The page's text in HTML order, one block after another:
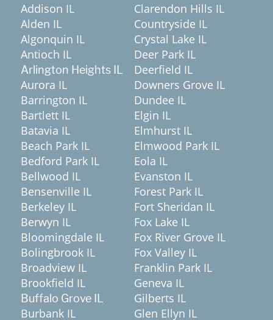
Addison IL
Alden IL
Algonquin IL
Antioch IL
Arlington Heights IL
Aurora IL
Barrington IL
Bartlett IL
Batavia IL
Beach Park IL
Bedford Park IL
Bellwood IL
Bensenville IL
Berkeley IL
Berwyn IL
Bloomingdale IL
Bolingbrook IL
Broadview IL
Brookfield IL
Buffalo Grove IL
Burbank IL
Clarendon Hills IL
Countryside IL
Crystal Lake IL
Deer Park IL
Deerfield IL
Downers Grove IL
Dundee IL
Elgin IL
Elmhurst IL
Elmwood Park IL
Eola IL
Evanston IL
Forest Park IL
Fort Sheridan IL
Fox Lake IL
Fox River Grove IL
Fox Valley IL
Franklin Park IL
Geneva IL
Gilberts IL
Glen Ellyn IL